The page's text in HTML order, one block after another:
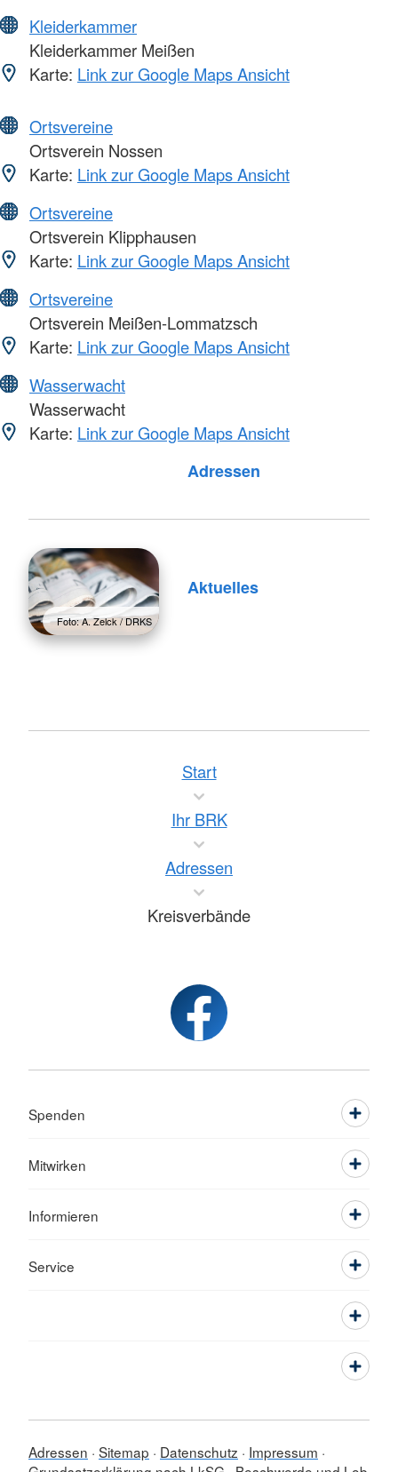
Kleiderkammer
Kleiderkammer Meißen
Karte: Link zur Google Maps Ansicht
Ortsvereine
Ortsverein Nossen
Karte: Link zur Google Maps Ansicht
Ortsvereine
Ortsverein Klipphausen
Karte: Link zur Google Maps Ansicht
Ortsvereine
Ortsverein Meißen-Lommatzsch
Karte: Link zur Google Maps Ansicht
Wasserwacht
Wasserwacht
Karte: Link zur Google Maps Ansicht
Adressen
Foto: A. Zelck / DRKS
Aktuelles
Start
Ihr BRK
Adressen
Kreisverbände
Spenden
Mitwirken
Informieren
Service
Adressen Sitemap Datenschutz
Impressum